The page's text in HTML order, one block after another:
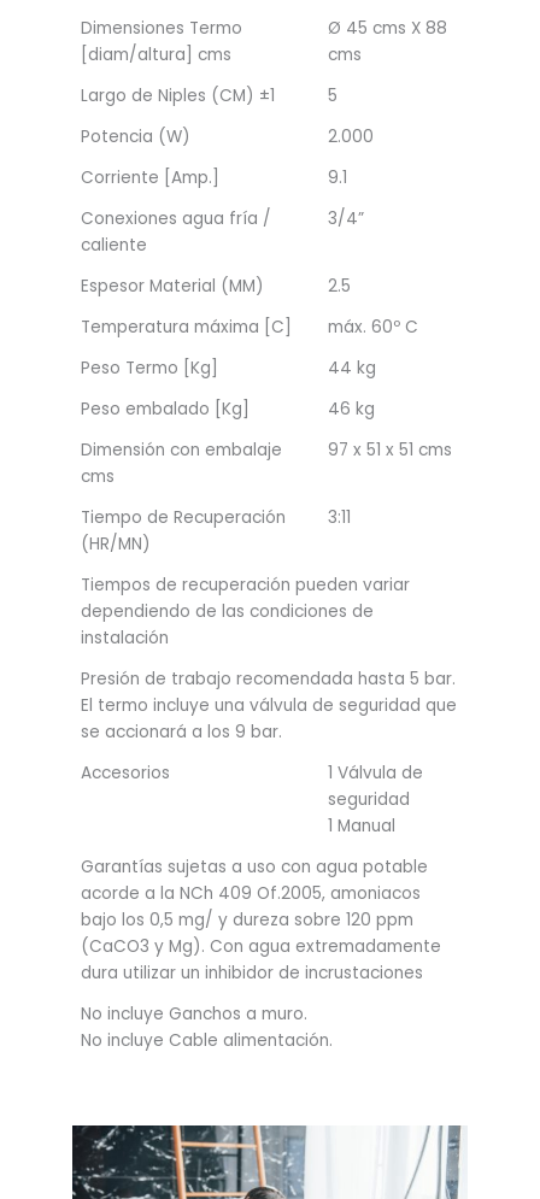
Dimensiones Termo
[diam/altura] cms
Ø 45 cms X 88
cms
Largo de Niples (CM) ±1
5
Potencia (W)
2.000
Corriente [Amp.]
9.1
Conexiones agua fría /
caliente
3/4”
Espesor Material (MM)
2.5
Temperatura máxima [C]
máx. 60º C
Peso Termo [Kg]
44 kg
Peso embalado [Kg]
46 kg
Dimensión con embalaje
cms
97 x 51 x 51 cms
Tiempo de Recuperación
(HR/MN)
3:11
Tiempos de recuperación pueden variar
dependiendo de las condiciones de
instalación
Presión de trabajo recomendada hasta 5 bar.
El termo incluye una válvula de seguridad que
se accionará a los 9 bar.
Accesorios
1 Válvula de
seguridad
1 Manual
Garantías sujetas a uso con agua potable
acorde a la NCh 409 Of.2005, amoniacos
bajo los 0,5 mg/ y dureza sobre 120 ppm
(CaCO3 y Mg). Con agua extremadamente
dura utilizar un inhibidor de incrustaciones
No incluye Ganchos a muro.
No incluye Cable alimentación.